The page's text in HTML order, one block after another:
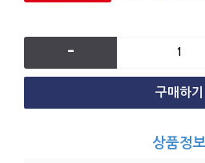
-
구매하기
상품정